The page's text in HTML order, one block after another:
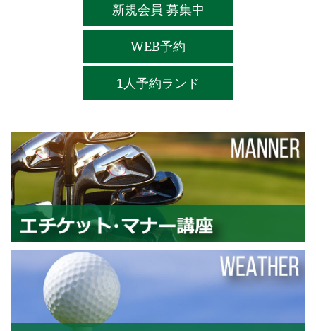
新規会員 募集中
WEB予約
1人予約ランド